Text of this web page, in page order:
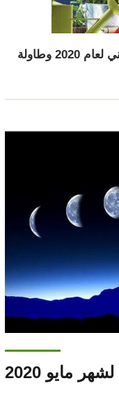
تقويم البذر القمري للبستاني والبستاني لعام 2020 وطاولة
مايو 2020